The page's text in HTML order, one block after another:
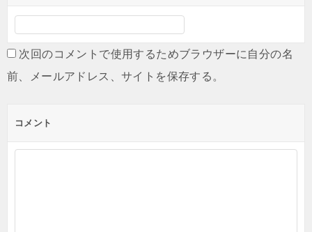
次回のコメントで使用するためブラウザーに自分の名
前、メールアドレス、サイトを保存する。
コメント